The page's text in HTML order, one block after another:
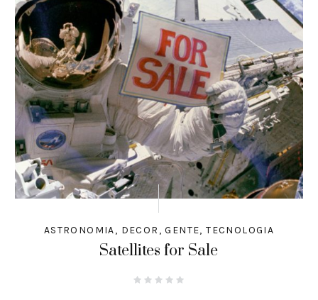
ASTRONOMIA, DECOR ,GENTE,TECNOLOGIA
Satellites for Sale